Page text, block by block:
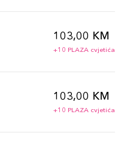
103,00 KM
+10 PLAZA cvjetića
103,00 KM
+10 PLAZA cvjetića